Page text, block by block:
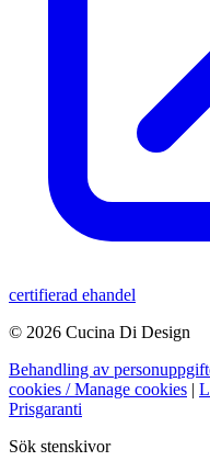
certifierad ehandel
© 2026 Cucina Di Design
Behandling av
cookies / Manage cookies |
Prisgaranti
Sök stenskivor